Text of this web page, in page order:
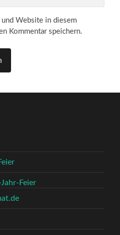
Website in diesem
Kommentar speichern.
Feier